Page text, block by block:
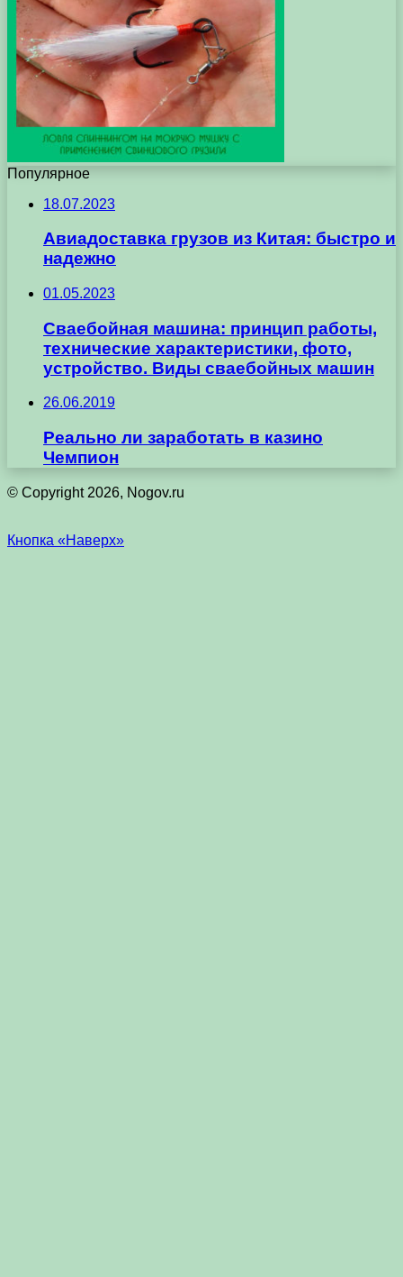
Популярное
18.07.2023
Авиадоставка грузов из Китая: быстро и
надежно
01.05.2023
Сваебойная машина: принцип работы,
технические характеристики, фото,
устройство. Виды сваебойных машин
26.06.2019
Реально ли заработать в казино
Чемпион
© Copyright 2026, Nogov.ru
Кнопка «Наверх»